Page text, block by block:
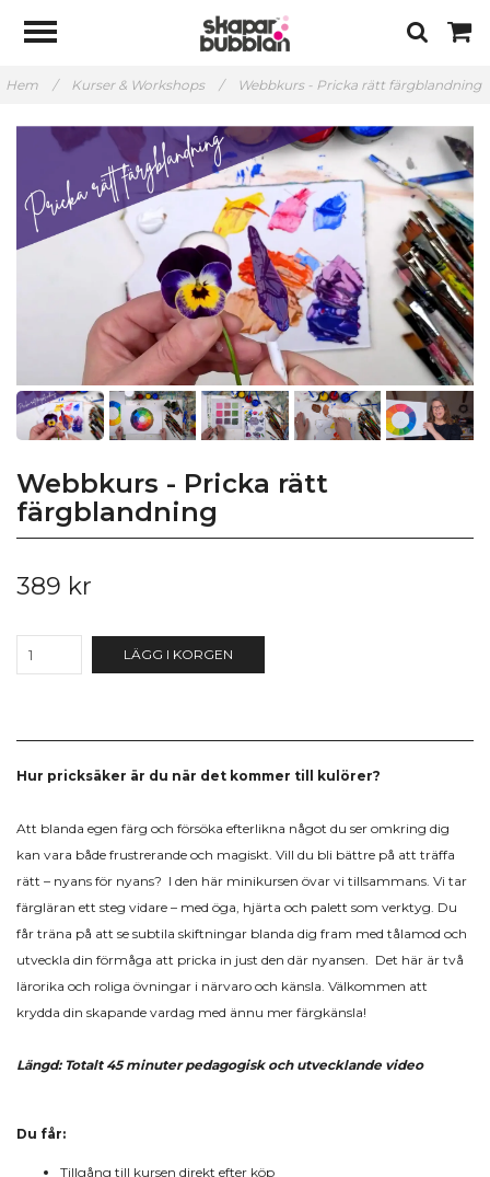
Hem / Kurser & Workshops / Webbkurs - Pricka rätt färgblandning
Webbkurs - Pricka rätt
färgblandning
389 kr
LÄGG I KORGEN
Hur pricksäker är du när det kommer till kulörer?
Att blanda egen färg och försöka efterlikna något du ser omkring dig
kan vara både frustrerande och magiskt. Vill du bli bättre på att träffa
rätt – nyans för nyans? I den här minikursen övar vi tillsammans. Vi tar
färgläran ett steg vidare – med öga, hjärta och palett som verktyg. Du
får träna på att se subtila skiftningar blanda dig fram med tålamod och
utveckla din förmåga att pricka in just den där nyansen. Det här är två
lärorika och roliga övningar i närvaro och känsla. Välkommen att
krydda din skapande vardag med ännu mer färgkänsla!
Längd: Totalt 45 minuter pedagogisk och utvecklande video
Du får:
Tillgång till kursen direkt efter köp